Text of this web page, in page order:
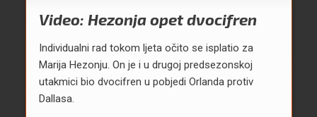
Video: Hezonja opet dvocifren
Individualni rad tokom ljeta očito se isplatio za
Marija Hezonju. On je i u drugoj predsezonskoj
utakmici bio dvocifren u pobjedi Orlanda protiv
Dallasa.